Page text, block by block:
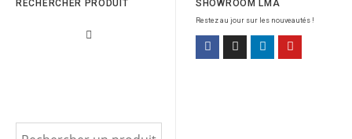
RECHERCHER PRODUIT SHOWROOM LMA
Restez au jour sur les nouveautés !